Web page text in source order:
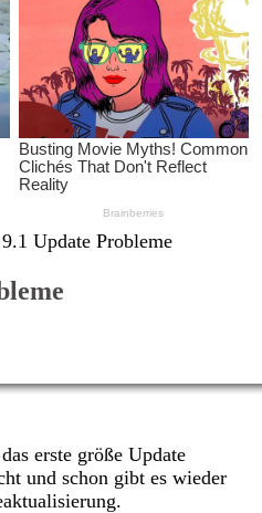
Update Probleme
erste größe Update
und schon gibt es wieder